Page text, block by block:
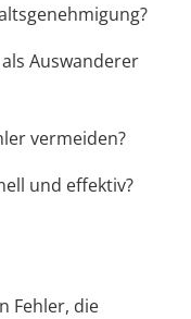
Auswanderer
vermeiden?
und effektiv?
Fehler, die